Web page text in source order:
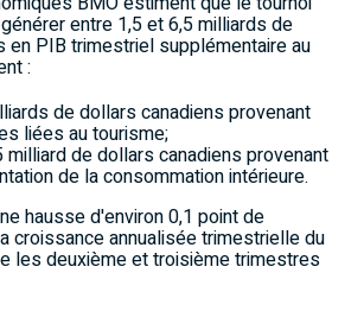
entre 1,5et 6,5milliards de
en PIB trimestriel supplémentaire au
:
de dollars canadiens provenant
liées au tourisme;
milliard de dollars canadiens provenant
de la consommation intérieure.
hausse d'environ 0,1 point de
croissance annualisée trimestrielle du
les deuxième et troisième trimestres